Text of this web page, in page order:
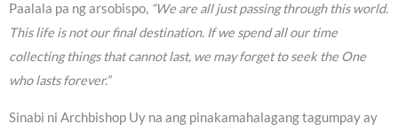
Paalala pa ng arsobispo, “We are all just passing through this world.
This life is not our final destination. If we spend all our time
collecting things that cannot last, we may forget to seek the One
who lasts forever.”
Sinabi ni Archbishop Uy na ang pinakamahalagang tagumpay ay